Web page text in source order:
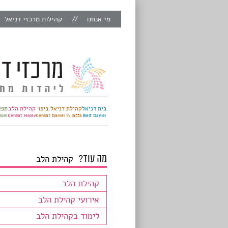
מי אנחנו קהילות מרכזי דניאל
בית דניאל
Beit Daniel
קהילת דניאל ביפו
Kehilat Daniel in Jaffa
קהילת הלב
Kehilat Halev
מה עוד? קהילת הלב
קהילת הלב
אירועי קהילת הלב
לימוד בקהילת הלב